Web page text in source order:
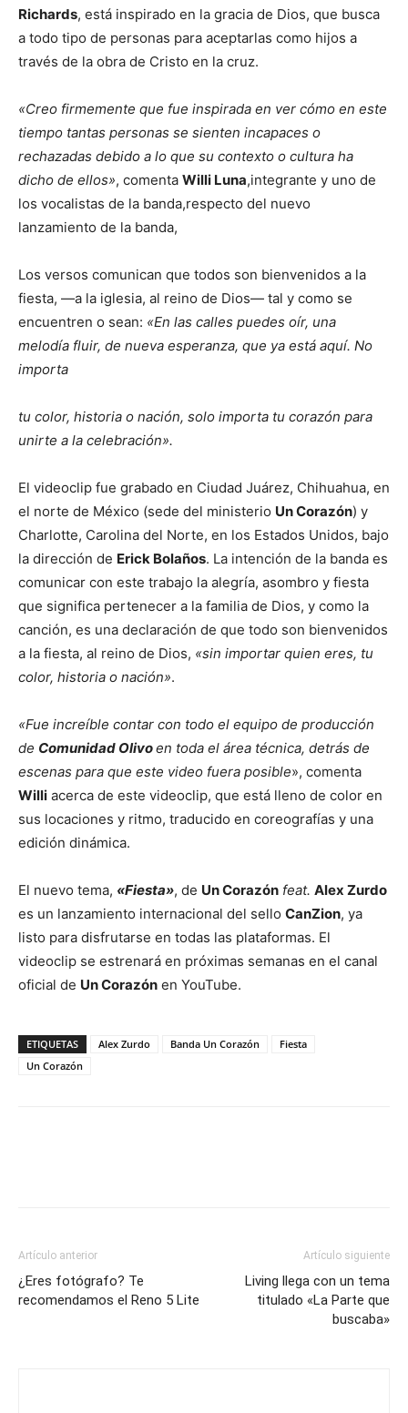
Richards, está inspirado en la gracia de Dios, que busca
a todo tipo de personas para aceptarlas como hijos a
través de la obra de Cristo en la cruz.
«Creo firmemente que fue inspirada en ver cómo en este
tiempo tantas personas se sienten incapaces o
rechazadas debido a lo que su contexto o cultura ha
dicho de ellos», comenta Willi Luna,integrante y uno de
los vocalistas de la banda,respecto del nuevo
lanzamiento de la banda,
Los versos comunican que todos son bienvenidos a la
fiesta, —a la iglesia, al reino de Dios— tal y como se
encuentren o sean: «En las calles puedes oír, una
melodía fluir, de nueva esperanza, que ya está aquí. No
importa
tu color, historia o nación, solo importa tu corazón para
unirte a la celebración».
El videoclip fue grabado en Ciudad Juárez, Chihuahua, en
el norte de México (sede del ministerio Un Corazón) y
Charlotte, Carolina del Norte, en los Estados Unidos, bajo
la dirección de Erick Bolaños. La intención de la banda es
comunicar con este trabajo la alegría, asombro y fiesta
que significa pertenecer a la familia de Dios, y como la
canción, es una declaración de que todo son bienvenidos
a la fiesta, al reino de Dios, «sin importar quien eres, tu
color, historia o nación».
«Fue increíble contar con todo el equipo de producción
de Comunidad Olivoen toda el área técnica, detrás de
escenas para que este video fuera posible», comenta
Willi acerca de este videoclip, que está lleno de color en
sus locaciones y ritmo, traducido en coreografías y una
edición dinámica.
El nuevo tema, «Fiesta», de Un Corazón feat. Alex Zurdo
es un lanzamiento internacional del sello CanZion, ya
listo para disfrutarse en todas las plataformas. El
videoclip se estrenará en próximas semanas en el canal
oficial de Un Corazón en YouTube.
ETIQUETAS Alex Zurdo Banda Un Corazón
Fiesta
Un Corazón
Artículo anterior
¿Eres fotógrafo? Te
recomendamos el Reno 5 Lite
Artículo siguiente
Living llega con un tema
titulado «La Parte que
buscaba»